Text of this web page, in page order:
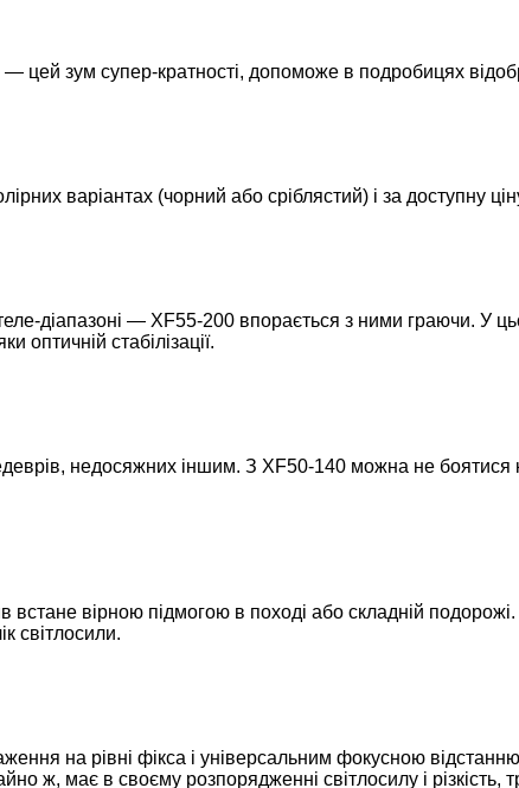
цей зум супер-кратності, допоможе в подробицях
варіантах (чорний або сріблястий) і за доступну
діапазоні — XF55-200 впорається з ними граючи. У
оптичній стабілізації.
недосяжних іншим. З XF50-140 можна не боятися
встане вірною підмогою в поході або складній
світлосили.
на рівні фікса і універсальним фокусною
ж, має в своєму розпорядженні світлосилу і різкість,